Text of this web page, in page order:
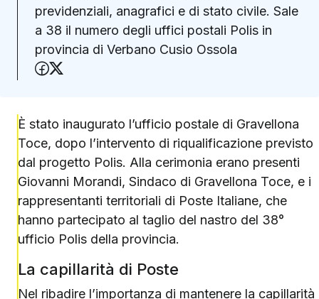
previdenziali, anagrafici e di stato civile. Sale
a 38 il numero degli uffici postali Polis in
provincia di Verbano Cusio Ossola
Condividi su Facebook
È stato inaugurato l’ufficio postale di Gravellona
Toce, dopo l’intervento di riqualificazione previsto
dal progetto Polis. Alla cerimonia erano presenti
Giovanni Morandi, Sindaco di Gravellona Toce, e i
rappresentanti territoriali di Poste Italiane, che
hanno partecipato al taglio del nastro del 38°
ufficio Polis della provincia.
La capillarità di Poste
Nel ribadire l’importanza di mantenere la capillarità